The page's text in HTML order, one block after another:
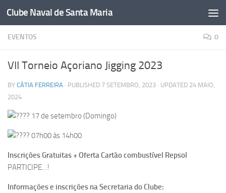
Skip to content
Clube Naval de Santa Maria
EVENTOS 0
VII Torneio Açoriano Jigging 2023
BY CÁTIA FERREIRA · PUBLISHED 7 SETEMBRO, 2023 · UPDATED 24 MAIO,
2024
17 de setembro (Domingo)
07h00 às 14h00
Inscrições Gratuitas + Oferta Cartão combustível Repsol
PARTICIPE…!
Informações e inscrições na Secretaria do Clube: